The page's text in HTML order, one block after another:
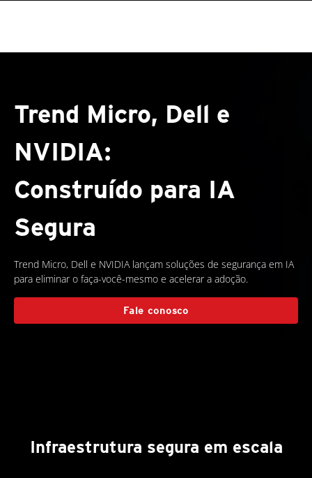
Trend Micro, Dell e
NVIDIA:
Construído para IA
Segura
Trend Micro, Dell e NVIDIA lançam soluções de segurança em IA
para eliminar o faça-você-mesmo e acelerar a adoção.
Fale conosco
Infraestrutura segura em escala